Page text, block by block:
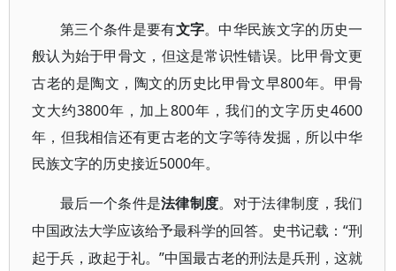
第三个条件是要有文字。中华民族文字的历史一
般认为始于甲骨文，但这是常识性错误。比甲骨文更
古老的是陶文，陶文的历史比甲骨文早800年。甲骨
文大约3800年，加上800年，我们的文字历史4600
年，但我相信还有更古老的文字等待发掘，所以中华
民族文字的历史接近5000年。
最后一个条件是法律制度。对于法律制度，我们
中国政法大学应该给予最科学的回答。史书记载：“刑
起于兵，政起于礼。”中国最古老的刑法是兵刑，这就